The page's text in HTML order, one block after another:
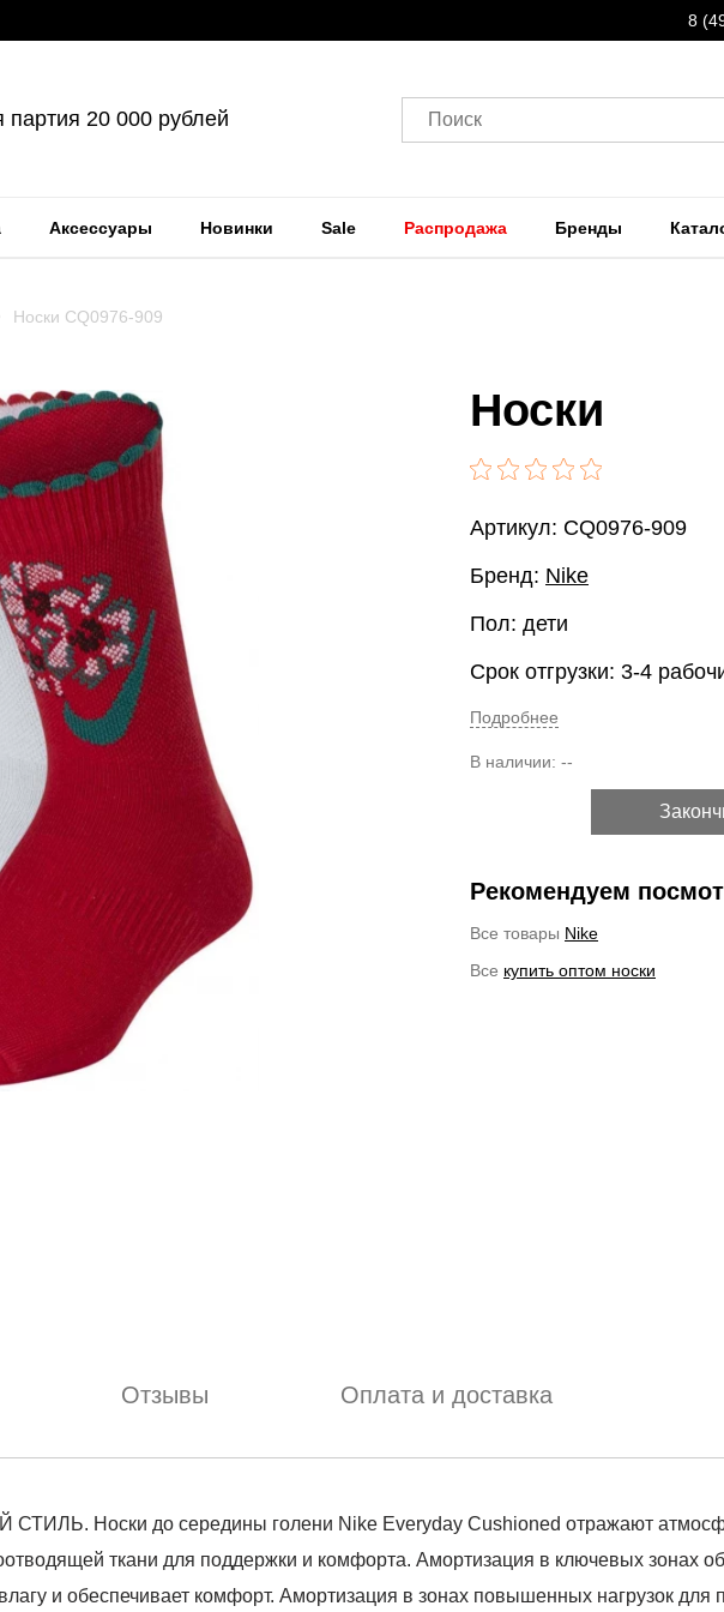
8
20 000 рублей Поиск
Аксессуары Новинки Sale Распродажа Бренды
Носки CQ0976-909
Носки
Артикул: CQ0976-909
Бренд: Nike
Пол: дети
Срок отгрузки: 3-4
Подробнее
В наличии: --
Рекомендуем
Все товары Nike
Все купить оптом носки
Отзывы Оплата и доставка
Носки до середины голени Nike Everyday Cushioned отражают
ткани для поддержки и комфорта. Амортизация в ключевых зонах
и обеспечивает комфорт. Амортизация в зонах повышенных нагрузок